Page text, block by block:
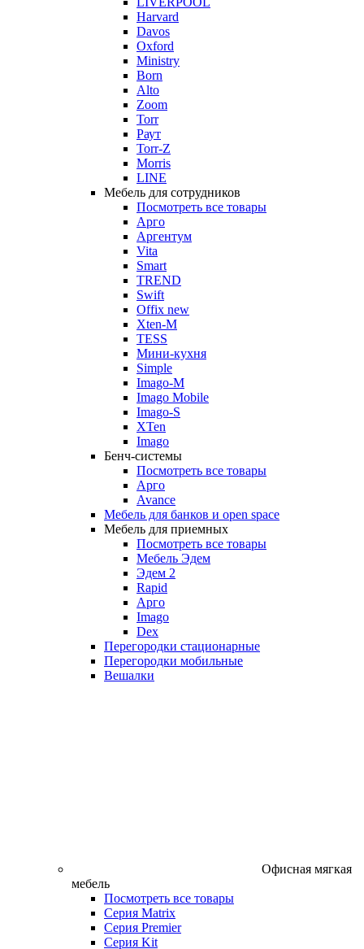
Harvard
Davos
Oxford
Ministry
Born
Alto
Zoom
Torr
Раут
Torr-Z
Morris
LINE
Мебель для сотрудников
Посмотреть все товары
Арго
Аргентум
Vita
Smart
TREND
Swift
Offix new
Xten-M
TESS
Мини-кухня
Simple
Imago-M
Imago Mobile
Imago-S
XTen
Imago
Бенч-системы
Посмотреть все товары
Арго
Avance
Мебель для банков и open space
Мебель для приемных
Посмотреть все товары
Мебель Эдем
Эдем 2
Rapid
Арго
Imago
Dex
Перегородки стационарные
Перегородки мобильные
Вешалки
Офисная мягкая
мебель
Посмотреть все товары
Серия Matrix
Серия Premier
Серия Kit